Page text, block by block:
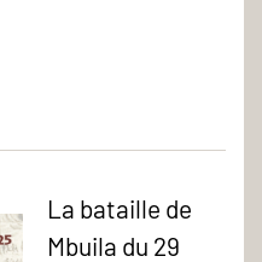
La bataille de
Mbuila du 29